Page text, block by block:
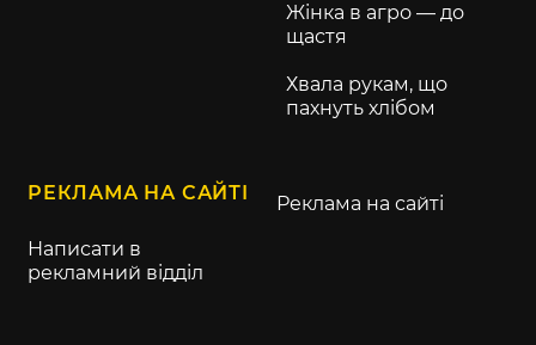
Жінка в агро — до
щастя
Хвала рукам, що
пахнуть хлібом
РЕКЛАМА НА САЙТІ
Написати в
рекламний відділ
Реклама на сайті